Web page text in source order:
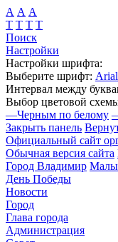
А А А
Т Т Т Т
Поиск
Настройки
Настройки шрифта:
Выберите шрифт: Arial
Интервал между
Выбор цветовой
—Черным по белому
Закрыть панель
Официальный сайт
Обычная версия сайта
Город Владимир
День Победы
Новости
Город
Глава города
Администрация